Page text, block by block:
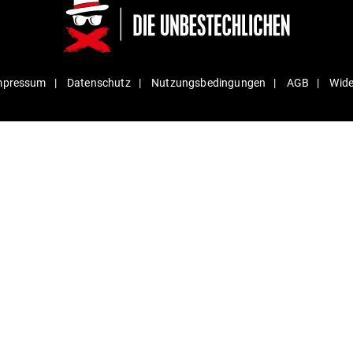
Daten­schutz Nut­zungs­be­din­gungen AGB